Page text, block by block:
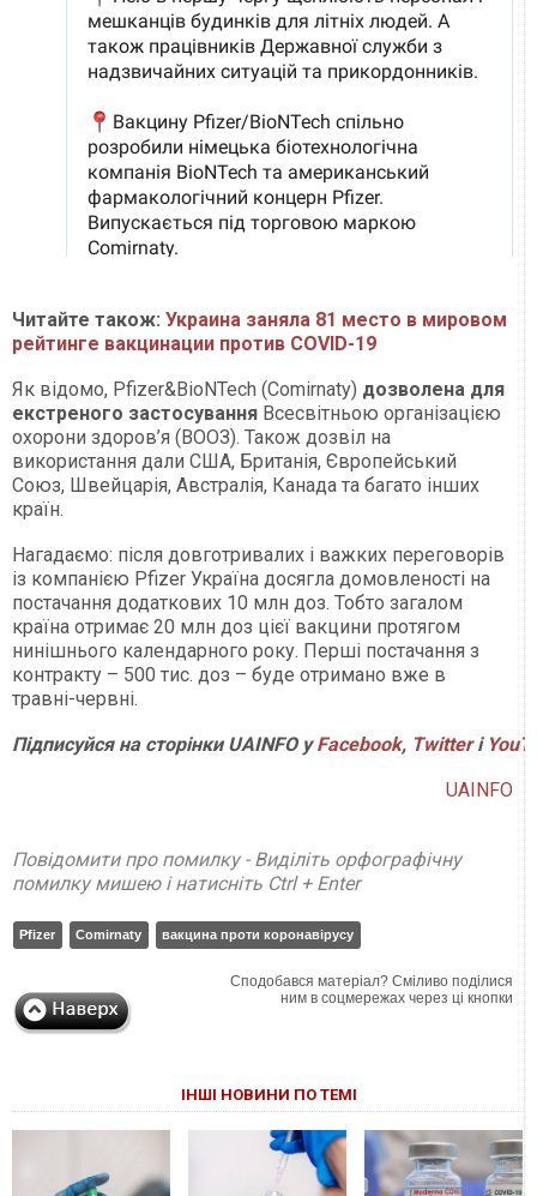
Читайте також: Украина заняла 81 место в мировом
рейтинге вакцинации против COVID-19
Як відомо, Pfizer&BioNTech (Comirnaty) дозволена для
екстреного застосування Всесвітньою організацією
охорони здоров’я (ВООЗ). Також дозвіл на
використання дали США, Британія, Європейський
Союз, Швейцарія, Австралія, Канада та багато інших
країн.
Нагадаємо: після довготривалих і важких переговорів
із компанією Pfizer Україна досягла домовленості на
постачання додаткових 10 млн доз. Тобто загалом
країна отримає 20 млн доз цієї вакцини протягом
нинішнього календарного року. Перші постачання з
контракту – 500 тис. доз – буде отримано вже в
травні-червні.
Підписуйся на сторінки UAINFO уFacebook, Twitterі
UAINFO
Повідомити про помилку - Виділіть орфографічну
помилку мишею і натисніть Ctrl + Enter
Pfizer Comirnaty вакцина проти коронавірусу
Сподобався матеріал? Сміливо поділися
ним в соцмережах через ці кнопки
ІНШІ НОВИНИ ПО ТЕМІ